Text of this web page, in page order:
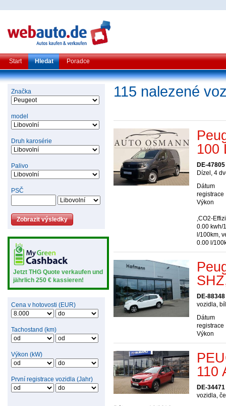
Start Hledat Poradce
Značka
model
Druh karosérie
Palivo
PSČ
Jetzt THG Quote verkaufen und
jährlich 250 € kassieren!
Cena v hotovosti (EUR)
Tachostand (km)
Výkon (kW)
První registrace vozidla (Jahr)
115 nalezené
100
DE-
Dízel, 4
Dátum
registrace
Výkon
,CO2-
0.00 kwh/
l/100km,
0.00 l/
DE-
vozidla,
Dátum
registrace
Výkon
110
DE-
vozidla,